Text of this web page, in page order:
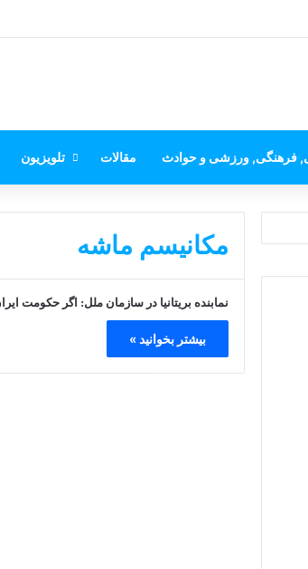
فرهنگی, ورزشی و حوادث مقالات تلویزیون
مکانیسم ماشه
نمابنده بریتانیا در سازمان ملل: اگر حکومت
بیشتر بخوانید »